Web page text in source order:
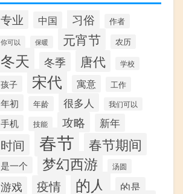
专业 中国 习俗 作者
你可以 保暖 元宵节 农历
冬天 冬季 唐代 学校
孩子 宋代 寓意 工作
年初 年龄 很多人 我们可以
手机 技能 攻略 新年
时间 春节 春节期间
是一个 梦幻西游 汤圆
游戏 疫情 的人 的是